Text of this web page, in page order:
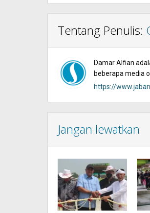
Tentang Penulis:
Damar Alfian
beberapa media
https://
Jangan lewatkan